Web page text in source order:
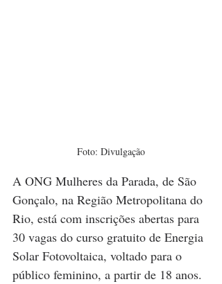
Foto: Divulgação
A ONG Mulheres da Parada, de São
Gonçalo, na Região Metropolitana do
Rio, está com inscrições abertas para
30 vagas do curso gratuito de Energia
Solar Fotovoltaica, voltado para o
público feminino, a partir de 18 anos.